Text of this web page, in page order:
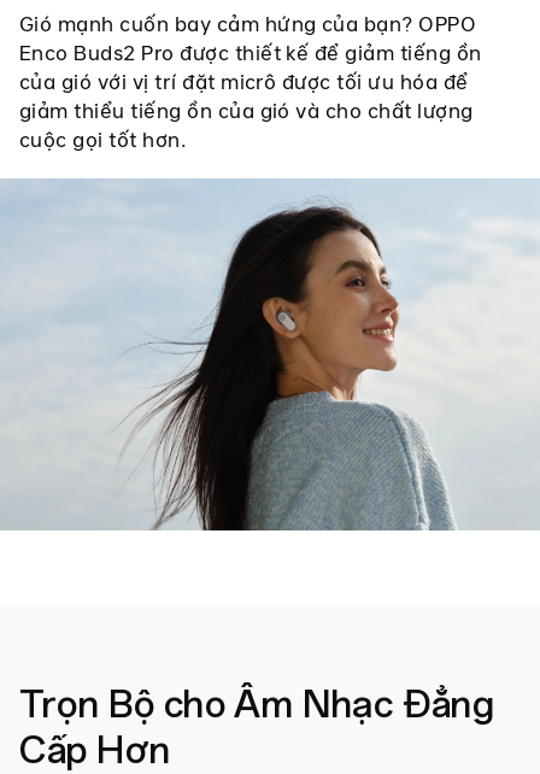
Gió mạnh cuốn bay cảm hứng của bạn? OPPO
Enco Buds2 Pro được thiết kế để giảm tiếng ồn
của gió với vị trí đặt micrô được tối ưu hóa để
giảm thiểu tiếng ồn của gió và cho chất lượng
cuộc gọi tốt hơn.
Trọn Bộ cho Âm Nhạc Đẳng
Cấp Hơn